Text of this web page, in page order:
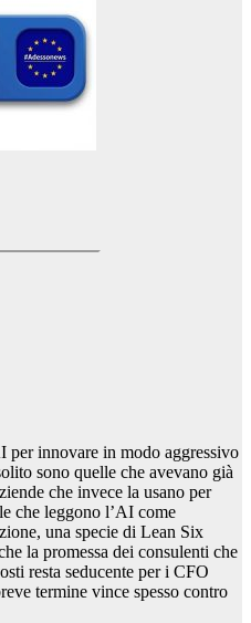
per innovare in modo aggressivo
sono quelle che avevano già
che invece la usano per
che leggono l’AI come
una specie di Lean Six
la promessa dei consulenti che
resta seducente per i CFO
termine vince spesso contro